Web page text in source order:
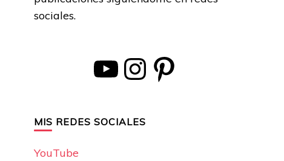
sociales.
YouTube Instagram Pinterest
MIS REDES SOCIALES
YouTube